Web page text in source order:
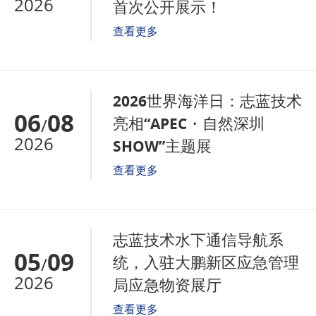
首次公开展示！
查看更多
06/08
2026
2026世界海洋日：志蓝技术
亮相“APEC・自然深圳
SHOW”主题展
查看更多
05/09
2026
志蓝技术水下通信导航系
统，入驻大鹏新区应急管理
局应急物资展厅
查看更多